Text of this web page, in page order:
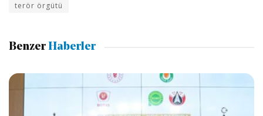
terör örgütü
Benzer Haberler